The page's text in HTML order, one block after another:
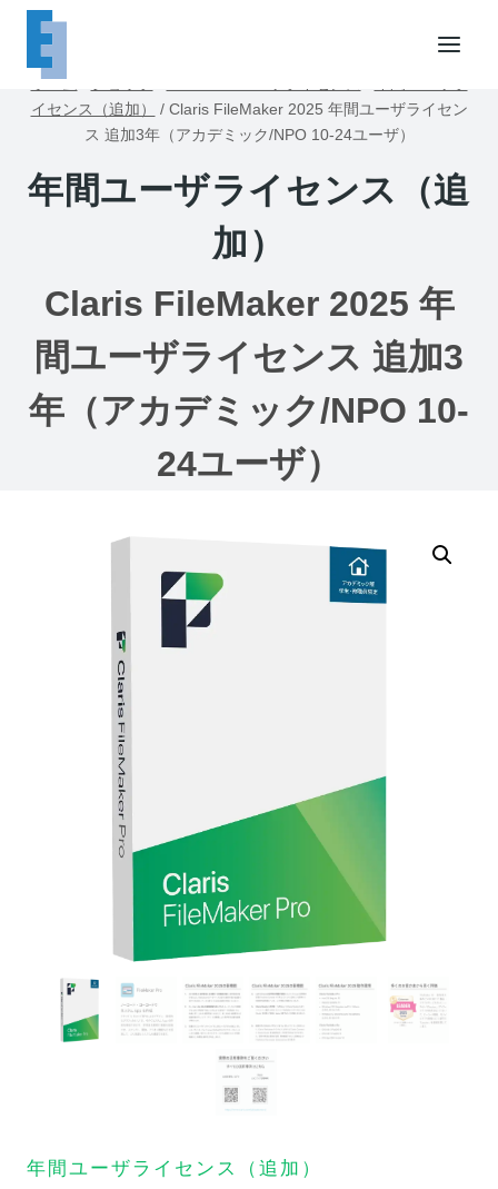
ホーム
イセンス（追加）
/ Claris FileMaker 2025 年間ユーザライセン
ス 追加3年（アカデミック/NPO 10-24ユーザ）
年間ユーザライセンス（追
加）
Claris FileMaker 2025 年
間ユーザライセンス 追加3
年（アカデミック/NPO 10-
24ユーザ）
年間ユーザライセンス（追加）